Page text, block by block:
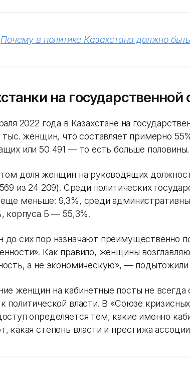
Почему в политике Казахстана должно
на государственной
2022 года в Казахстане на
тыс. женщин, что составляет примерно
или 50 491 — то есть больше половины.
доля женщин на руководящих
из 24 209). Среди политических
меньше: 9,3%, среди
корпуса Б — 55,3%.
сих пор назначают преимущественно
Как правило, женщины
а не экономическую», — подытожили
женщин на кабинетные посты не всегда
политической власти. В «Союзе
определяется тем, какие именно
какая степень власти и престижа